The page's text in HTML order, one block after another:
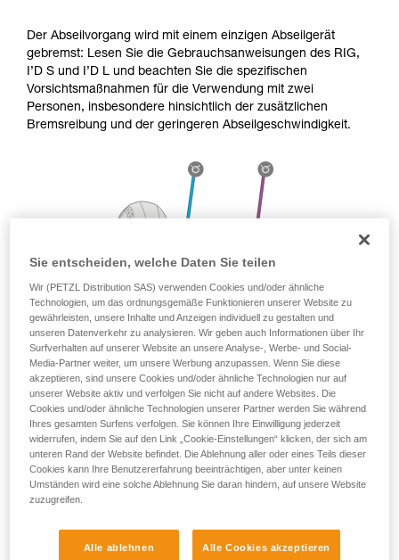
beschrieben werden.
Der Abseilvorgang wird mit einem einzigen Abseilgerät
gebremst: Lesen Sie die Gebrauchsanweisungen des RIG,
I’D S und I’D L und beachten Sie die spezifischen
Vorsichtsmaßnahmen für die Verwendung mit zwei
Personen, insbesondere hinsichtlich der zusätzlichen
Bremsreibung und der geringeren Abseilgeschwindigkeit.
Sie entscheiden, welche Daten Sie teilen
Wir (PETZL Distribution SAS) verwenden Cookies und/oder ähnliche
Technologien, um das ordnungsgemäße Funktionieren unserer Website zu
gewährleisten, unsere Inhalte und Anzeigen individuell zu gestalten und
unseren Datenverkehr zu analysieren. Wir geben auch Informationen über Ihr
Surfverhalten auf unserer Website an unsere Analyse-, Werbe- und Social-
Media-Partner weiter, um unsere Werbung anzupassen. Wenn Sie diese
akzeptieren, sind unsere Cookies und/oder ähnliche Technologien nur auf
unserer Website aktiv und verfolgen Sie nicht auf andere Websites. Die
Cookies und/oder ähnliche Technologien unserer Partner werden Sie während
Ihres gesamten Surfens verfolgen. Sie können Ihre Einwilligung jederzeit
widerrufen, indem Sie auf den Link „Cookie-Einstellungen“ klicken, der sich am
unteren Rand der Website befindet. Die Ablehnung aller oder eines Teils dieser
Cookies kann Ihre Benutzererfahrung beeinträchtigen, aber unter keinen
Umständen wird eine solche Ablehnung Sie daran hindern, auf unsere Website
zuzugreifen.
Alle ablehnen Alle Cookies akzeptieren